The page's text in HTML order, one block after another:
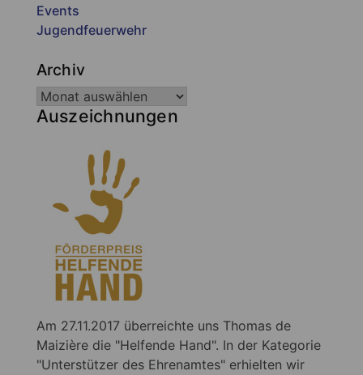
Events
Jugendfeuerwehr
Archiv
Auszeichnungen
Am 27.11.2017 überreichte uns Thomas de
Maizière die "Helfende Hand". In der Kategorie
"Unterstützer des Ehrenamtes" erhielten wir